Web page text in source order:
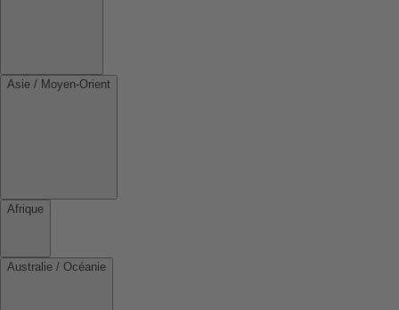
Asie / Moyen-Orient
Afrique
Australie / Océanie